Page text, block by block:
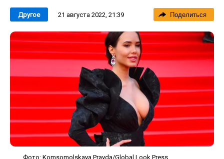
Другое 21 августа 2022, 21:39 Поделиться
Фото: Komsomolskaya Pravda/Global Look Press